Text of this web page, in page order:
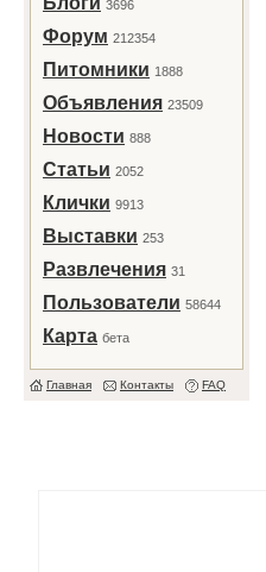
3696
Форум 212354
Питомники 1888
Объявления 23509
Новости 888
Статьи 2052
Клички 9913
Выставки 253
Развлечения 31
Пользователи 58644
Карта бета
Главная Контакты FAQ